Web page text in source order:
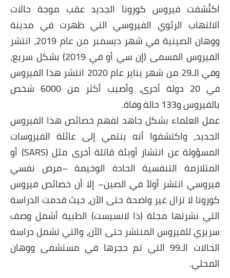
اكتُشفت فيروس كورونا الجديد عقب موجة حالات
الالتهاب الرئوي الفيروسي التي ظهرت في مدينة
ووهان الصينية في شهر ديسمبر من عام 2019، انتشر
الفيروس المسمى (إن سي أو في 2019) بشكل سريع،
وفي الـ29 من شهر يناير عام 2020 انتشر هذا الفيروس
في 20 دولة أخرى، وأصيب أكثر من 6000 شخص
بالفيروس و133 حالة وفاة.
عمل العلماء بشكل جاهد لفهم خصائص هذا الفيروس
الجديد، واكتشفوا أنه ينتمي إلى عائلة الفيروسات
المسؤولة عن انتشار أوبئة قاتلة أخرى مثل (SARS) أو
المتلازمة التنفسية الحادة الوخيمة –مرض نفسي
فيروسي انتشر أولاً في الصين– إلا أن خصائص فيروس
كورونا لا تزال غير واضحة حتى الآن، حيث قدمت الدراسة
التي نشرتها مجلة (ذا لانسيست) الطبية أشمل وصف
سريري للفيروس المنتشر حتى الآن، والتي تشمل دراسة
الحالات الـ99 التي تم حجرها في مستشفى ووهان
المحلي.